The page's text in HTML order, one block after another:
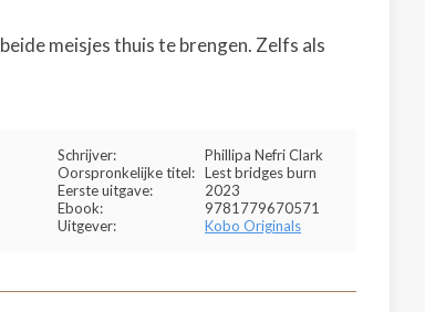
meisjes thuis te brengen. Zelfs als
Schrijver:
Phillipa Nefri Clark
Oorspronkelijke titel: Lest bridges burn
Eerste uitgave:
2023
Ebook:
9781779670571
Uitgever:
Kobo Originals